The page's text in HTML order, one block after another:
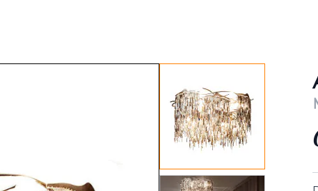
View larger image